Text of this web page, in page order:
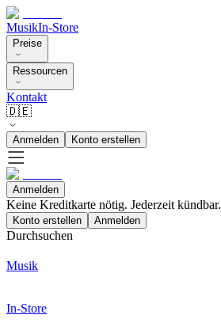
MusikIn-Store
Preise
Ressourcen
Kontakt
🇩🇪
Anmelden Konto erstellen
Anmelden
Keine Kreditkarte nötig. Jederzeit kündbar.
Konto erstellen Anmelden
Durchsuchen
Musik
In-Store